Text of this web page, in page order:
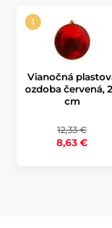
vášho
interiéru. Od
ďalšie doplnky,
vianočnú tradíciu.
Vytvorte si
luskáčikovou
elegancie.
Vianočná
ozdoba červená,
cm
12,33 €
8,63 €